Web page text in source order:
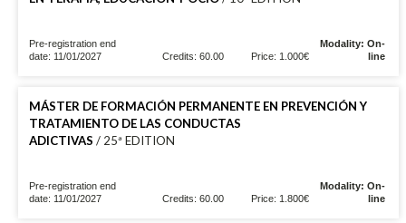
Pre-registration end
date: 11/01/2027
Credits: 60.00 Price: 1.000€
Modality: On-
line
MÁSTER DE FORMACIÓN PERMANENTE EN PREVENCIÓN Y
TRATAMIENTO DE LAS CONDUCTAS
ADICTIVAS / 25ª EDITION
Pre-registration end
date: 11/01/2027
Credits: 60.00 Price: 1.800€
Modality: On-
line